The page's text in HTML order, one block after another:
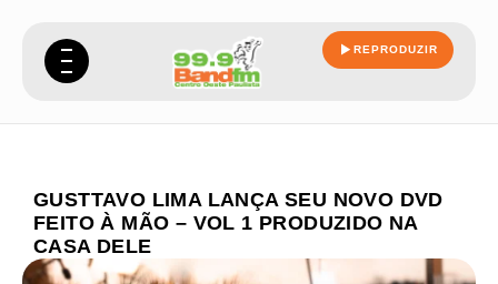
REPRODUZIR
GUSTTAVO LIMA LANÇA SEU NOVO DVD
FEITO À MÃO – VOL 1 PRODUZIDO NA
CASA DELE